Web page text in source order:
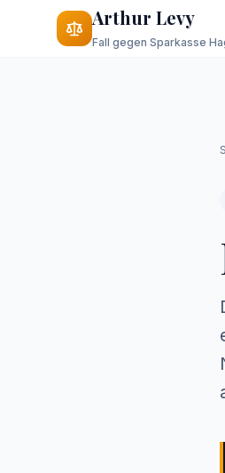
Arthur Levy
Fall gegen Sparkasse